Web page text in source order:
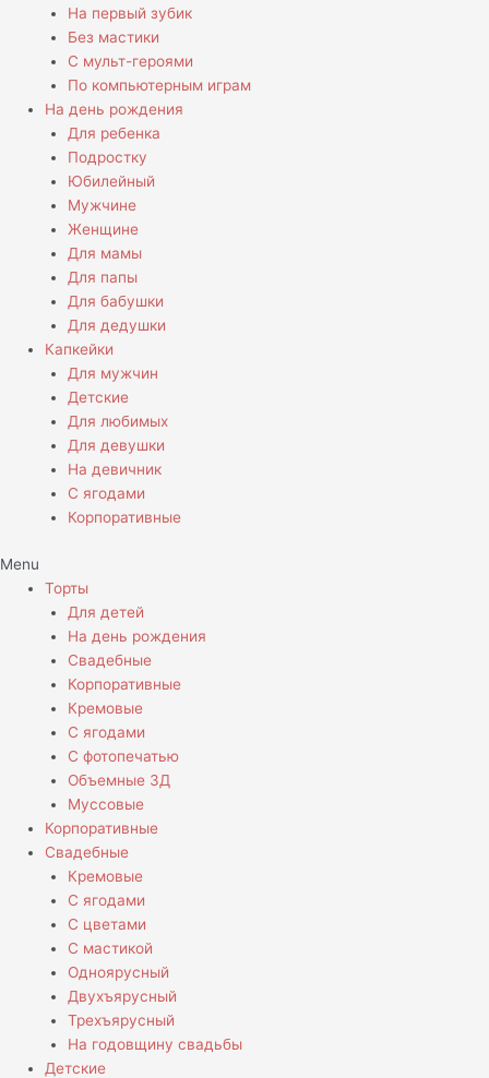
На первый зубик
Без мастики
С мульт-героями
По компьютерным играм
На день рождения
Для ребенка
Подростку
Юбилейный
Мужчине
Женщине
Для мамы
Для папы
Для бабушки
Для дедушки
Капкейки
Для мужчин
Детские
Для любимых
Для девушки
На девичник
С ягодами
Корпоративные
Menu
Торты
Для детей
На день рождения
Свадебные
Корпоративные
Кремовые
С ягодами
С фотопечатью
Объемные 3Д
Муссовые
Корпоративные
Свадебные
Кремовые
С ягодами
С цветами
С мастикой
Одноярусный
Двухъярусный
Трехъярусный
На годовщину свадьбы
Детские